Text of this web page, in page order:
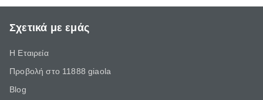
Σχετικά με εμάς
Η Εταιρεία
Προβολή στο 11888 giaola
Blog